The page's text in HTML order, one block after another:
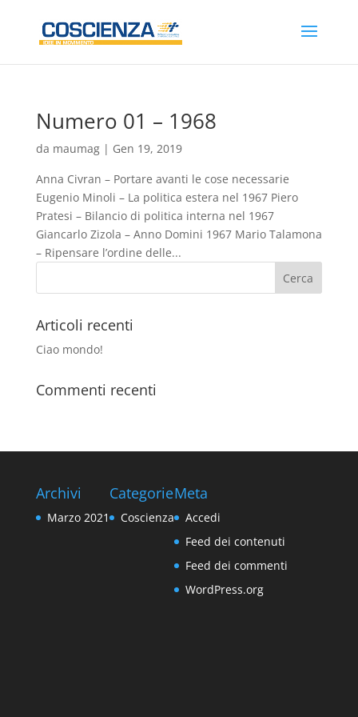
Numero 01 – 1968
da maumag| Gen 19, 2019
Anna Civran – Portare avanti le cose necessarie
Eugenio Minoli – La politica estera nel 1967 Piero
Pratesi – Bilancio di politica interna nel 1967
Giancarlo Zizola – Anno Domini 1967 Mario Talamona
– Ripensare l’ordine delle...
Articoli recenti
Ciao mondo!
Commenti recenti
Archivi
Marzo 2021
Categorie
Coscienza
Meta
Accedi
Feed dei contenuti
Feed dei commenti
WordPress.org